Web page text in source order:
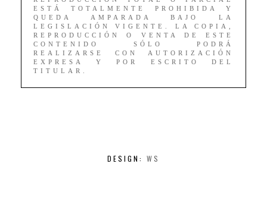
ESTÁ TOTALMENTE PROHIBIDA Y
QUEDA AMPARADA BAJO LA
LEGISLACIÓN VIGENTE. LA COPIA,
REPRODUCCIÓN O VENTA DE ESTE
CONTENIDO SÓLO PODRÁ
REALIZARSE CON AUTORIZACIÓN
EXPRESA Y POR ESCRITO DEL
TITULAR.
DESIGN: WS